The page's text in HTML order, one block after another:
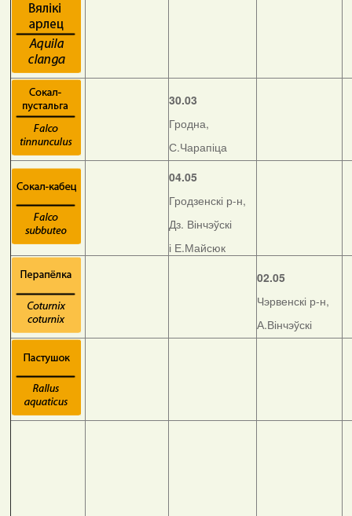
30.03
Гродна,
С.Чарапіца
04.05
Гродзенскі р-н,
Дз. Вінчэўскі
і Е.Майсюк
02.05
Чэрвенскі р-н,
А.Вінчэўскі